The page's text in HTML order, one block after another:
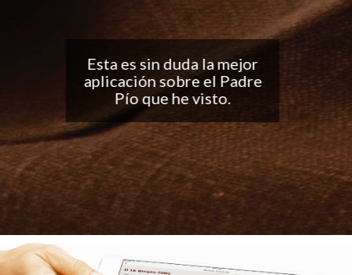
Buena aplicación, me
encantan las
notificaciones todos los
días... ¡Sigan con el buen
trabajo!